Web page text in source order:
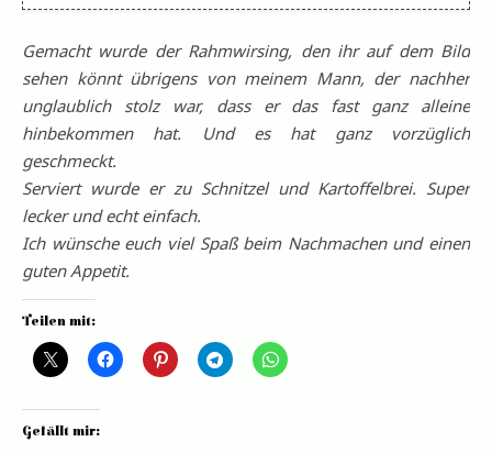
Gemacht wurde der Rahmwirsing, den ihr auf dem Bild
sehen könnt übrigens von meinem Mann, der nachher
unglaublich stolz war, dass er das fast ganz alleine
hinbekommen hat. Und es hat ganz vorzüglich
geschmeckt.
Serviert wurde er zu Schnitzel und Kartoffelbrei. Super
lecker und echt einfach.
Ich wünsche euch viel Spaß beim Nachmachen und einen
guten Appetit.
Teilen mit:
Gefällt mir: